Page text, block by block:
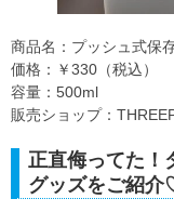
商品名：プッシュ式保
価格：￥330（税込）
容量：500ml
販売ショップ：
正直侮ってた！
グッズをご紹